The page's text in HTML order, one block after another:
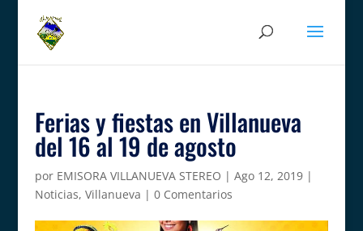
Ferias y fiestas en Villanueva
del 16 al 19 de agosto
por EMISORA VILLANUEVA STEREO | Ago 12, 2019|
Noticias, Villanueva | 0 Comentarios